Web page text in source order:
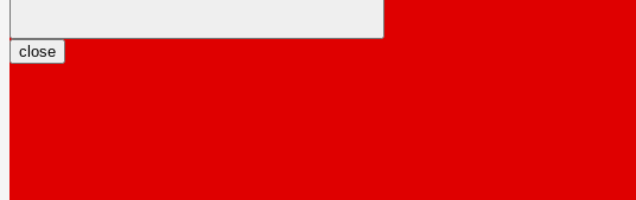
close